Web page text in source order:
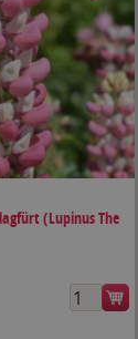
(Lupinus The